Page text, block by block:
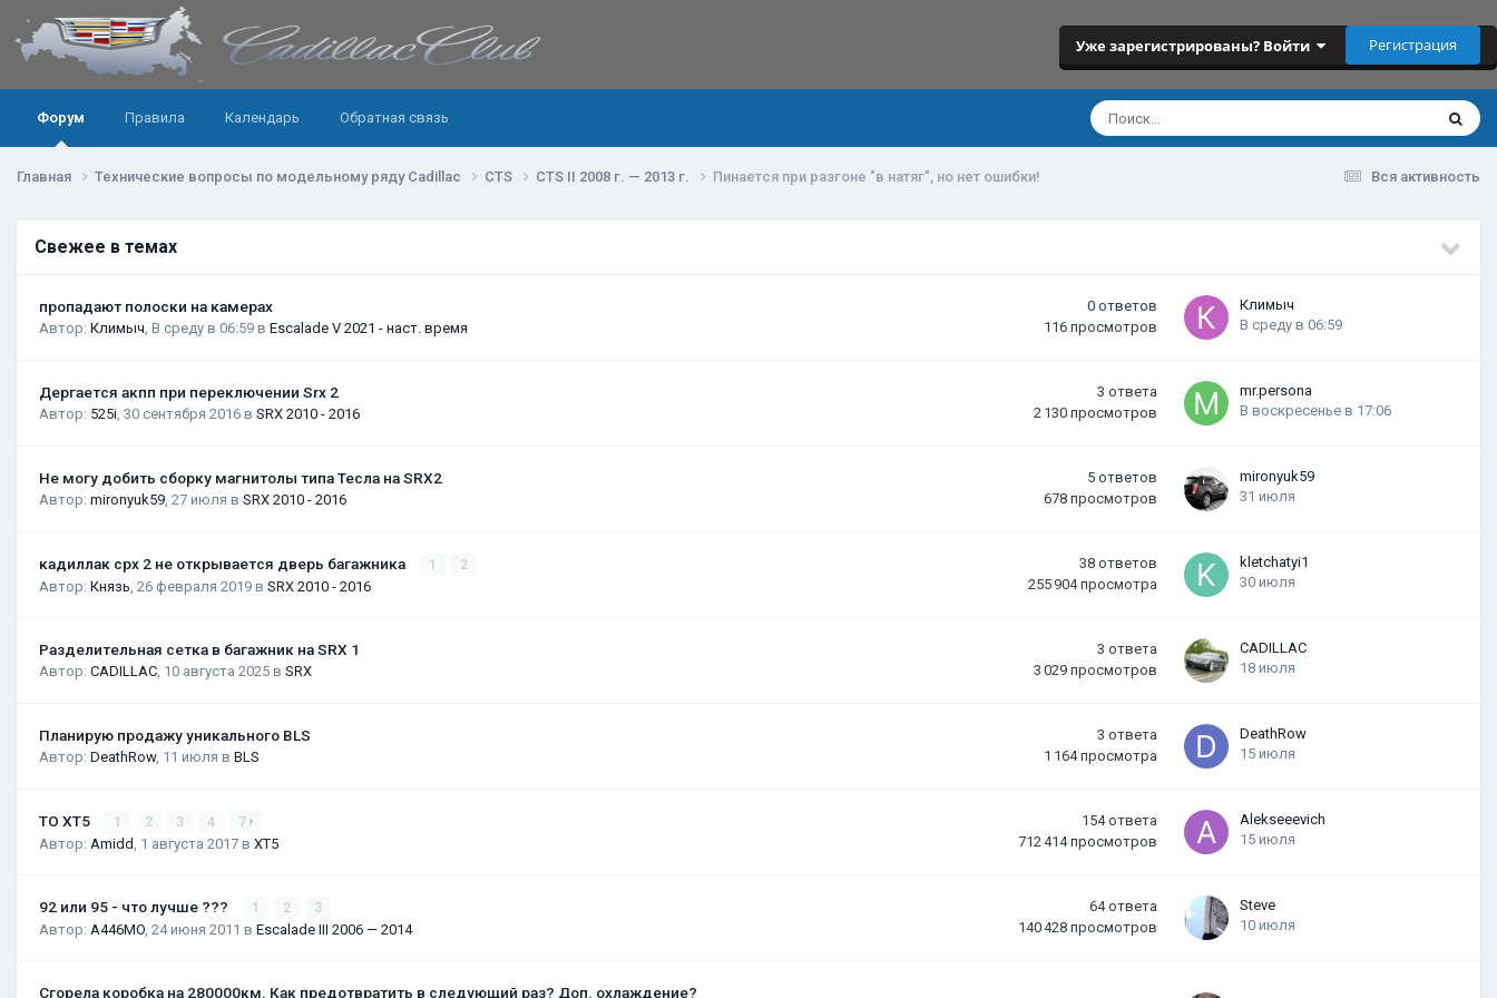
Уже зарегистрированы? Войти Регистрация
Форум Правила Календарь Обратная связь
Вся активность
Главная Технические вопросы по модельному ряду Cadillac CTS CTS II 2008 г. — 2013 г. Пинается при разгоне "в натяг", но нет ошибки!
Свежее в темах
пропадают полоски на камерах
Автор: Климыч В среду в 06:59 в Escalade V 2021 - наст. время
0 ответов
116 просмотров
Климыч
В среду в 06:59
Дергается акпп при переключении Srx 2
Автор: 525i 30 сентября 2016 в SRX 2010 - 2016
3 ответа
2 130 просмотров
mr.persona
В воскресенье в 17:06
Не могу добить сборку магнитолы типа Тесла на SRX2
Автор: mironyuk59 27 июля в SRX 2010 - 2016
5 ответов
678 просмотров
mironyuk59
31 июля
кадиллак срх 2 не открывается дверь багажника 1 2
Автор: Князь 26 февраля 2019 в SRX 2010 - 2016
38 ответов
255 904 просмотра
kletchatyi1
30 июля
Разделительная сетка в багажник на SRX 1
Автор: CADILLAC 10 августа 2025 в SRX
3 ответа
3 029 просмотров
CADILLAC
18 июля
Планирую продажу уникального BLS
Автор: DeathRow, 11 июля в BLS
3 ответа
1 164 просмотра
DeathRow
15 июля
ТО XT5 1 2 3 4 7
Автор: Amidd 1 августа 2017 в XT5
154 ответа
712 414 просмотров
Alekseeevich
15 июля
92 или 95 - что лучше ??? 1 2 3
Автор: A446MO 24 июня 2011 в Escalade III 2006 — 2014
64 ответа
140 428 просмотров
Steve
10 июля
Сгорела коробка на 280000км. Как предотвратить в следующий раз? Доп. охлаждение?